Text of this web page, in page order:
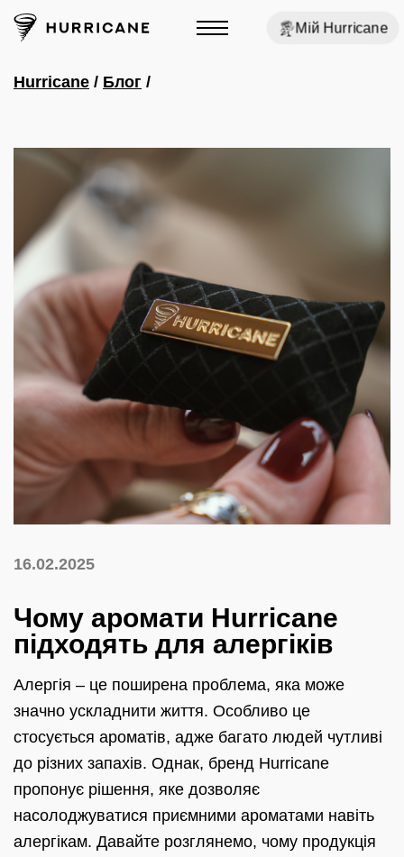
Мій Hurricane
Hurricane / Блог /
16.02.2025
Чому аромати Hurricane
підходять для алергіків
Алергія – це поширена проблема, яка може
значно ускладнити життя. Особливо це
стосується ароматів, адже багато людей чутливі
до різних запахів. Однак, бренд Hurricane
пропонує рішення, яке дозволяє
насолоджуватися приємними ароматами навіть
алергікам. Давайте розглянемо, чому продукція